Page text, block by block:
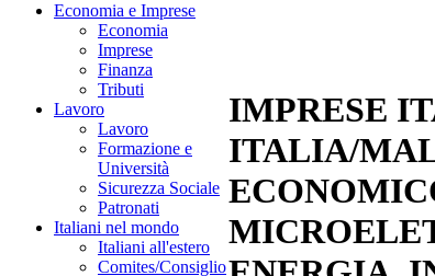
Economia e Imprese
Economia
Imprese
Finanza
Tributi
Lavoro
Lavoro
Formazione e
Università
Sicurezza Sociale
Patronati
Italiani nel mondo
Italiani all'estero
Comites/Consiglio
IMPRESE
ITALIA/